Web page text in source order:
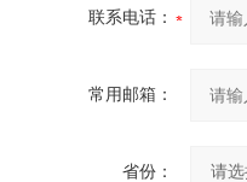
联系电话：
常用邮箱：
省份：